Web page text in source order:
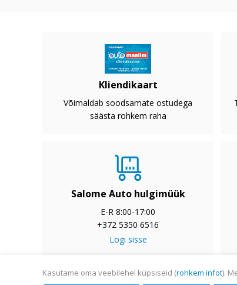
Kliendikaart
Võimaldab soodsamate ostudega
säästa rohkem raha
Salome Auto hulgimüük
E-R 8:00-17:00
+372 5350 6516
Logi sisse
Kasutame oma veebilehel küpsiseid (rohkem infot).